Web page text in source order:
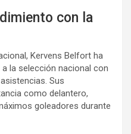
con la
Kervens Belfort ha
la selección nacional con
Sus
como delantero,
goleadores durante